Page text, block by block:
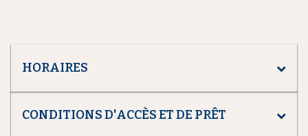
HORAIRES
CONDITIONS D'ACCÈS ET DE PRÊT